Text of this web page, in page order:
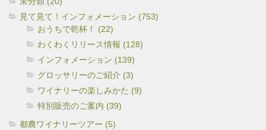
見て見て！インフォメーション (753)
おうちで乾杯！ (22)
わくわくリリース情報 (128)
インフォメーション (139)
グロッサリーのご紹介 (3)
ワイナリーの楽しみかた (9)
特別販売のご案内 (39)
都農ワイナリーツアー (5)